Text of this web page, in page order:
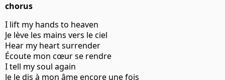
chorus
I lift my hands to heaven
Je lève les mains vers le ciel
Hear my heart surrender
Écoute mon cœur se rendre
I tell my soul again
Je le dis à mon âme encore une fois